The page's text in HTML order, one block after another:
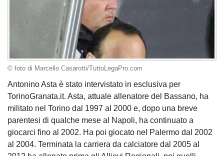
© foto di Marcello Casarotti/TuttoLegaPro.com
Antonino Asta è stato intervistato in esclusiva per
TorinoGranata.it. Asta, attuale allenatore del Bassano, ha
militato nel Torino dal 1997 al 2000 e, dopo una breve
parentesi di qualche mese al Napoli, ha continuato a
giocarci fino al 2002. Ha poi giocato nel Palermo dal 2002
al 2004. Terminata la carriera da calciatore dal 2005 al